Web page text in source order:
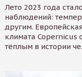
Лето 2023 года
наблюдений:
другим.
климата Copernicus
тёплым в истории